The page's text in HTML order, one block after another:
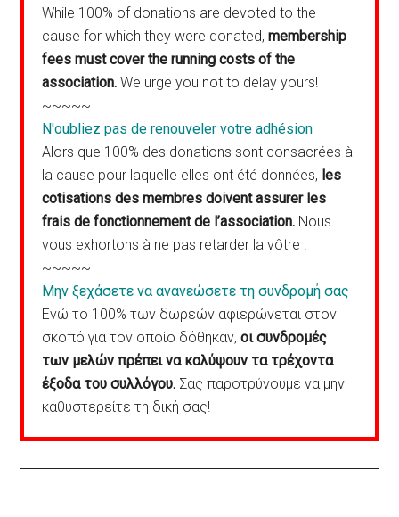
While 100% of donations are devoted to the
cause for which they were donated,membership
fees must cover the running costs of the
association. We urge you not to delay yours!
~~~~~
N'oubliez pas de renouveler votre adhésion
Alors que 100% des donations sont consacrées à
la cause pour laquelle elles ont été données, les
cotisations des membres doivent assurer les
frais de fonctionnement de l’association. Nous
vous exhortons à ne pas retarder la vôtre !
~~~~~
Μην ξεχάσετε να ανανεώσετε τη συνδρομή σας
Ενώ το 100% των δωρεών αφιερώνεται στον
σκοπό για τον οποίο δόθηκαν,οι συνδρομές
των μελών πρέπει να καλύψουν τα τρέχοντα
έξοδα του συλλόγου. Σας παροτρύνουμε να μην
καθυστερείτε τη δική σας!